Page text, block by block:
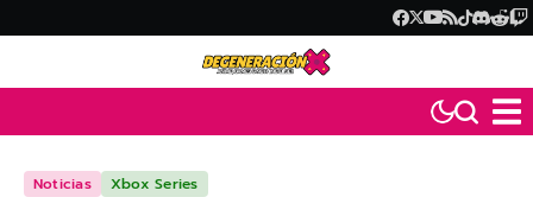
Noticias Xbox Series